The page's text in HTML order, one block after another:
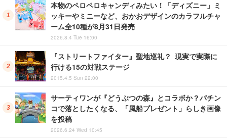
本物のペロペロキャンディみたい！「ディズニー」ミ
ッキーやミニーなど、おかおデザインのカラフルチャ
ーム全10種が8月31日発売
2026.8.4 Tue 16:00
『ストリートファイター』聖地巡礼？ 現実で実際に
行ける15の対戦ステージ
2015.4.5 Sun 22:00
サーティワンが『どうぶつの森』とコラボか？パチン
コで落としたくなる、「風船プレゼント」らしき画像
を投稿
2026.6.24 Wed 10:45